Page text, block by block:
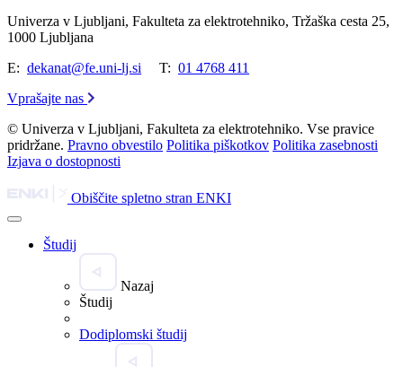
Univerza v Ljubljani, Fakulteta za elektrotehniko, Tržaška cesta 25,
1000 Ljubljana
E: dekanat@fe.uni-lj.si T: 01 4768 411
Vprašajte nas
© Univerza v Ljubljani, Fakulteta za elektrotehniko. Vse pravice
pridržane. Pravno obvestilo Politika piškotkov Politika zasebnosti
Izjava o dostopnosti
Obiščite spletno stran ENKI
Študij
Nazaj
Študij
Dodiplomski študij